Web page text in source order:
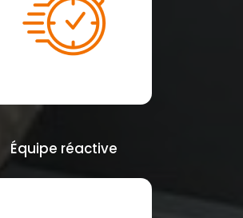
Équipe réactive